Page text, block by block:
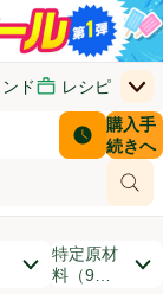
ド レシピ
開く)
上
商
配送日時
購入手
続きへ
お客さ
￥0
特定原材
料（9品